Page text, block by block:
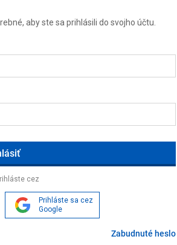
aby ste sa prihlásili do svojho účtu.
cez
Prihláste sa cez
Google
Zabudnuté heslo